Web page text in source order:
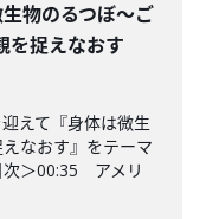
物のるつぼ〜ご
を捉えなおす
えて『身体は微生
なおす』をテーマ
次＞00:35 アメリ